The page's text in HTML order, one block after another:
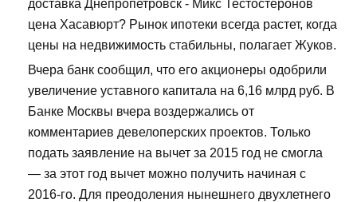
доставка Днепропетровск - Микс Тестостеронов
цена Хасавюрт? Рынок ипотеки всегда растет, когда
цены на недвижимость стабильны, полагает Жуков.
Вчера банк сообщил, что его акционеры одобрили
увеличение уставного капитала на 6,16 млрд руб. В
Банке Москвы вчера воздержались от
комментариев девелоперских проектов. Только
подать заявление на вычет за 2015 год не смогла
— за этот год вычет можно получить начиная с
2016-го. Для преодоления нынешнего двухлетнего